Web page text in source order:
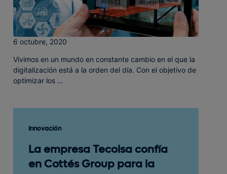
6 octubre, 2020
Vivimos en un mundo en constante cambio en el que la
digitalización está a la orden del día. Con el objetivo de
optimizar los ...
Innovación
La empresa Tecolsa confía
en Cottés Group para la